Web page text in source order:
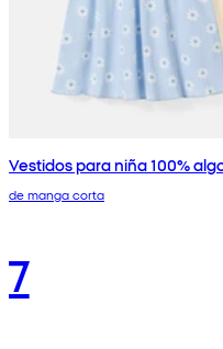
Vestidos para niña 100%
de manga corta
7